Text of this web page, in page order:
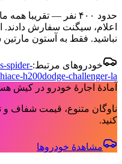
حدود ۴۰۰ نفر —
اعلام، سیگنت سفارش دادند.
نباشید. فقط به آستون
خودروهای مرتبط:spider-
h200dodge-challenger-la
آمادهٔ اجارهٔ خودرو در کیش
ناوگان متنوع، قیمت شفاف و
کنید.
مشاهدهٔ خودروها